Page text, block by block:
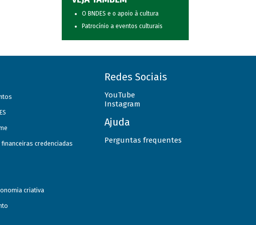
O BNDES e o apoio à cultura
Patrocínio a eventos culturais
credenciadas
criativa
Redes Sociais
YouTube
Instagram
Ajuda
Perguntas frequentes